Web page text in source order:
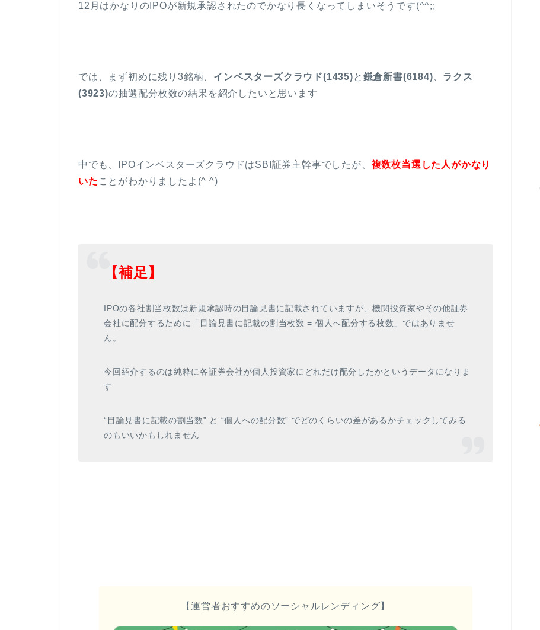
12月はかなりのIPOが新規承認されたのでかなり長くなってしまいそうです(^^;;
では、まず初めに残り3銘柄、 インベスターズクラウド(1435) と 鎌倉新書(6184)
ラクス
(3923)の抽選配分枚数の結果を紹介したいと思います
中でも、IPOインベスターズクラウドはSBI証券主幹事でしたが、 複数枚当選した人がかなり
いた ことがわかりましたよ(^ ^)
【補足】
IPOの各社割当枚数は新規承認時の目論見書に記載されていますが、機関投資家やその他証券
会社に配分するために「目論見書に記載の割当枚数 = 個人へ配分する枚数」ではありませ
ん。
今回紹介するのは純粋に各証券会社が個人投資家にどれだけ配分したかというデータになりま
す
“目論見書に記載の割当数” と “個人への配分数” でどのくらいの差があるかチェックしてみる
のもいいかもしれません
【運営者おすすめのソーシャルレンディング】